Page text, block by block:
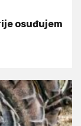
osuđujem